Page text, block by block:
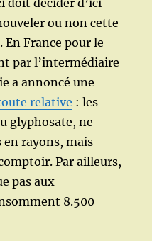
doit décider d’ici
ou non cette
France pour le
par l’intermédiaire
a annoncé une
relative : les
glyphosate, ne
en rayons, mais
Par ailleurs,
pas aux
8.500